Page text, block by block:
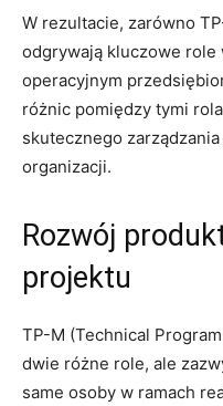
W rezultacie, zarówno
odgrywają kluczowe role
operacyjnym
różnic pomiędzy ​tymi
skutecznego
organizacji.
Rozwój
projektu
TP-M (Technical
dwie różne⁣ role, ale
same osoby w‌ ramach